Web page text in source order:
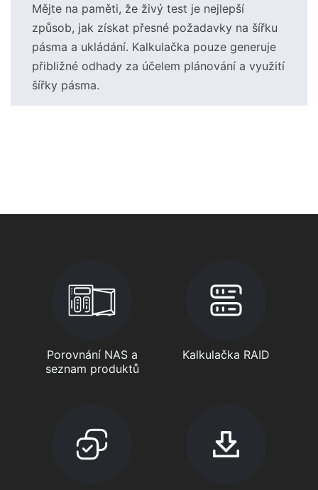
Mějte na paměti, že živý test je nejlepší
způsob, jak získat přesné požadavky na šířku
pásma a ukládání. Kalkulačka pouze generuje
přibližné odhady za účelem plánování a využití
šířky pásma.
Porovnání NAS a
seznam produktů
Kalkulačka RAID